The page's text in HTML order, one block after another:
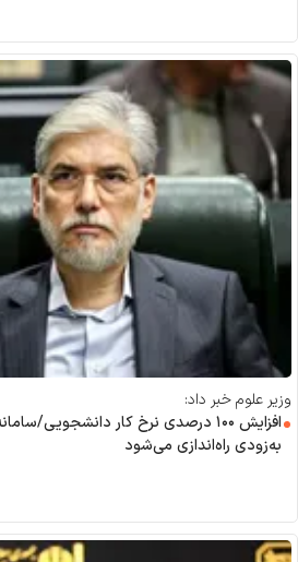
وزیر علوم خبر داد:
افزایش ۱۰۰ درصدی نرخ کار دانشجویی/
به‌زودی راه‌اندازی می‌شود